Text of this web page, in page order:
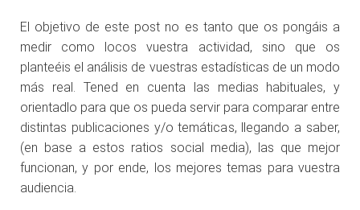
El objetivo de este post no es tanto que os pongáis a
medir como locos vuestra actividad, sino que os
planteéis el análisis de vuestras estadísticas de un modo
más real. Tened en cuenta las medias habituales, y
orientadlo para que os pueda servir para comparar entre
distintas publicaciones y/o temáticas, llegando a saber,
(en base a estos ratios social media), las que mejor
funcionan, y por ende, los mejores temas para vuestra
audiencia.